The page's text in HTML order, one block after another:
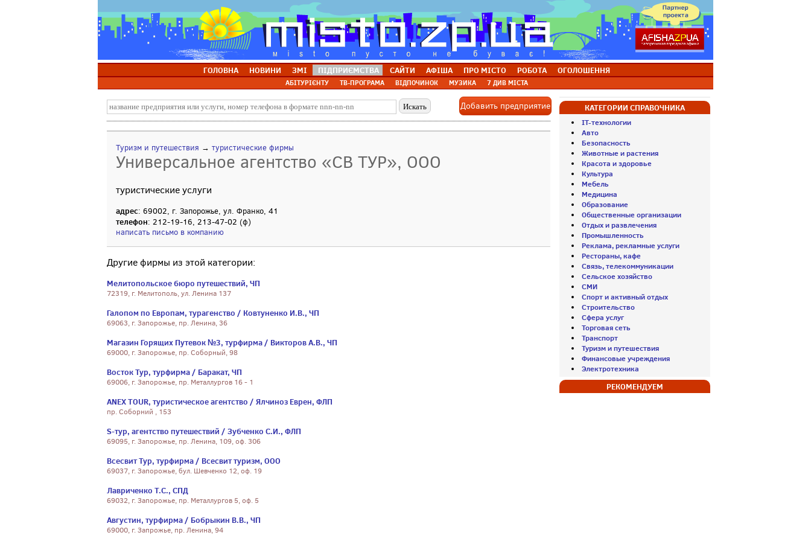
ГОЛОВНА НОВИНИ ЗМІ ПІДПРИЄМСТВА САЙТИ АФІША ПРО МІСТО РОБОТА ОГОЛОШЕННЯ
АБІТУРІЄНТУ ТВ-ПРОГРАМА ВІДПОЧИНОК МУЗИКА 7 ДИВ МІСТА
Добавить предприятие
Туризм и путешествия → туристические фирмы
Универсальное агентство «СВ ТУР», ООО
туристические услуги
адрес: 69002, г. Запорожье, ул. Франко, 41
телефон: 212-19-16, 213-47-02 (ф)
написать письмо в компанию
Другие фирмы из этой категории:
Мелитопольское бюро путешествий, ЧП
72319, г. Мелитополь, ул. Ленина 137
Галопом по Европам, турагенство / Ковтуненко И.В., ЧП
69063, г. Запорожье, пр. Ленина, 36
Магазин Горящих Путевок №3, турфирма / Викторов А.В., ЧП
69000, г. Запорожье, пр. Соборный, 98
Восток Тур, турфирма / Баракат, ЧП
69006, г. Запорожье, пр. Металлургов 16 - 1
ANEX TOUR, туристическое агентство / Ялчиноз Еврен, ФЛП
пр. Соборний , 153
S-тур, агентство путешествий / Зубченко С.И., ФЛП
69095, г. Запорожье, пр. Ленина, 109, оф. 306
Всесвит Тур, турфирма / Всесвит туризм, ООО
69037, г. Запорожье, бул. Шевченко 12, оф. 19
Лавриченко Т.С., СПД
69032, г. Запорожье, пр. Металлургов 5, оф. 5
Августин, турфирма / Бобрыкин В.В., ЧП
69000, г. Запрожье, пр. Ленина, 94
КАТЕГОРИИ СПРАВОЧНИКА
IT-технологии
Авто
Безопасность
Животные и растения
Красота и здоровье
Культура
Мебель
Медицина
Образование
Общественные организации
Отдых и развлечения
Промышленность
Реклама, рекламные услуги
Рестораны, кафе
Связь, телекоммуникации
Сельское хозяйство
СМИ
Спорт и активный отдых
Строительство
Сфера услуг
Торговая сеть
Транспорт
Туризм и путешествия
Финансовые учреждения
Электротехника
РЕКОМЕНДУЕМ